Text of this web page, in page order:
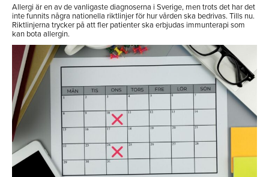
Allergi är en av de vanligaste diagnoserna i Sverige, men trots det har det
inte funnits några nationella riktlinjer för hur vården ska bedrivas. Tills nu.
Riktlinjerna trycker på att fler patienter ska erbjudas immunterapi som
kan bota allergin.